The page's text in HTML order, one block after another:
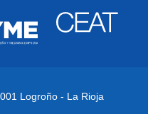
Logroño - La Rioja